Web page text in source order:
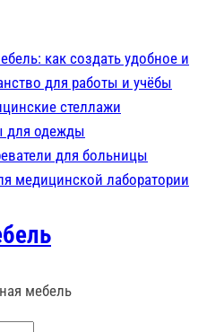
как создать удобное и
для работы и учёбы
стеллажи
для одежды
для больницы
медицинской лаборатории
мебель